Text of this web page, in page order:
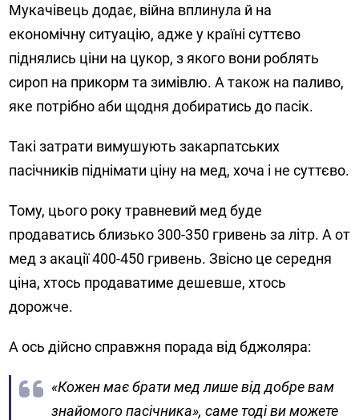
Мукачівець додає, війна вплинула й на
економічну ситуацію, адже у країні суттєво
піднялись ціни на цукор, з якого вони роблять
сироп на прикорм та зимівлю. А також на паливо,
яке потрібно аби щодня добиратись до пасік.
Такі затрати вимушують закарпатських
пасічників піднімати ціну на мед, хоча і не суттєво.
Тому, цього року травневий мед буде
продаватись близько 300-350 гривень за літр. А от
мед з акації 400-450 гривень. Звісно це середня
ціна, хтось продаватиме дешевше, хтось
дорожче.
А ось дійсно справжня порада від бджоляра:
«Кожен має брати мед лише від добре вам
знайомого пасічника», саме тоді ви можете